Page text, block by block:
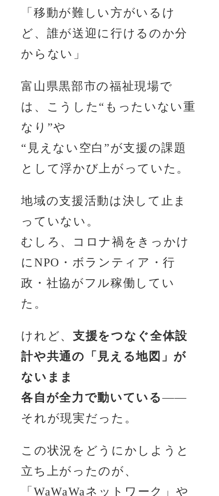
「移動が難しい方がいるけ
ど、誰が送迎に行けるのか分
からない」
富山県黒部市の福祉現場で
は、こうした“もったいない重
なり”や
“見えない空白”が支援の課題
として浮かび上がっていた。
地域の支援活動は決して止ま
っていない。
むしろ、コロナ禍をきっかけ
にNPO・ボランティア・行
政・社協がフル稼働してい
た。
けれど、 支援をつなぐ全体設
計や共通の「見える地図」が
ないまま
各自が全力で動いている――
それが現実だった。
この状況をどうにかしようと
立ち上がったのが、
「WaWaWaネットワーク」や